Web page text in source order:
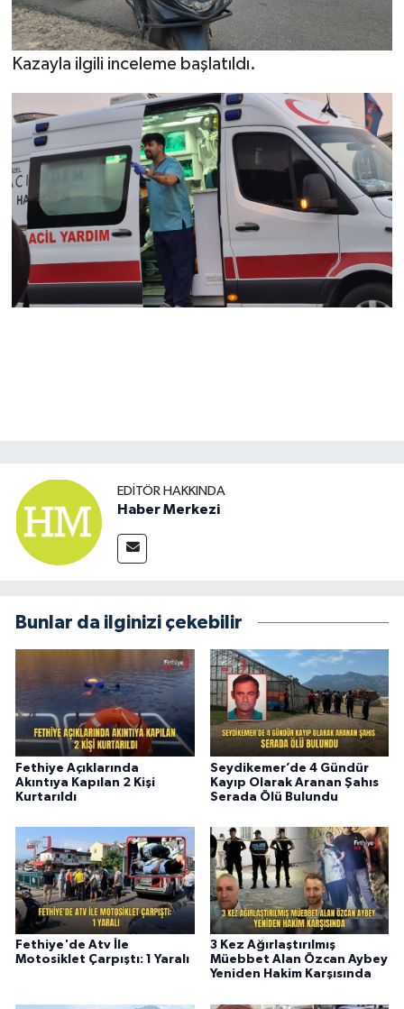
Kazayla ilgili inceleme başlatıldı.
EDITÖR HAKKINDA
Haber Merkezi
Bunlar da ilginizi çekebilir
Fethiye Açıklarında
Akıntıya Kapılan 2 Kişi
Kurtarıldı
Seydikemer’de 4 Gündür
Kayıp Olarak Aranan Şahıs
Serada Ölü Bulundu
Fethiye'de Atv İle
Motosiklet Çarpıştı: 1 Yaralı
3 Kez Ağırlaştırılmış
Müebbet Alan Özcan Aybey
Yeniden Hakim Karşısında